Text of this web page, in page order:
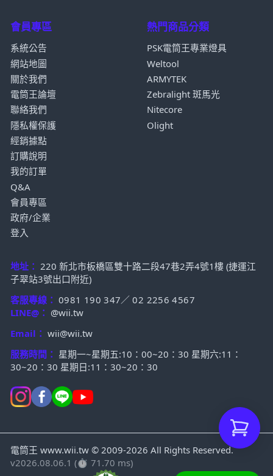
會員專區
系統公告
網站地圖
關於我們
電筒王論壇
聯絡我們
隱私權保護
經銷據點
訂購說明
我的訂單
Q&A
會員專區
政府/企業
登入
熱門商品分類
PSK電筒王專業燈具
Weltool
ARMYTEK
Zebralight 斑馬光
Nitecore
Olight
地址： 220 新北市板橋區雙十路二段47巷2弄4號1樓 (捷運江
子翠站3號出口附近)
客服專線： 0981 190 347／02 2256 4567
LINE@： @wii.tw
Email： wii@wii.tw
服務時間： 星期一~星期五:10：00~20：30 星期六:11：
30~20：30 星期日:11：30~20：30
電筒王 www.wii.tw © 2009-2026 All Rights Reserved.
v2026.08.06.1 (⏱ 71.70 ms)